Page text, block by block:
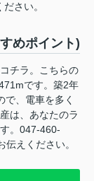
さい。
めポイント)
チラ。こちらの
です。築2年
、電車を多く
は、あなたのラ
。047-460-
えください。